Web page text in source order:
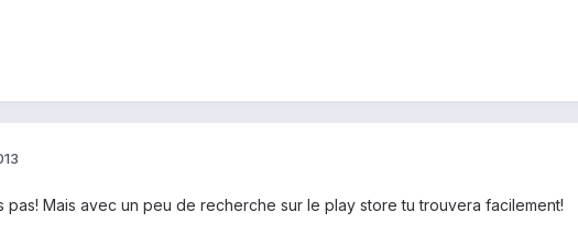
pas! Mais avec un peu de recherche sur le play store tu trouvera facilement!